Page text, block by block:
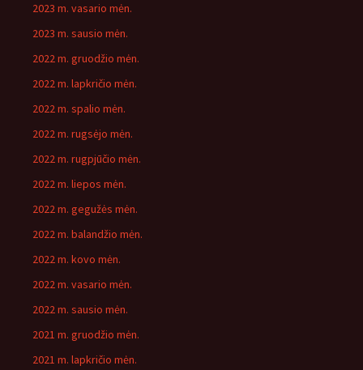
2023 m. vasario mėn.
2023 m. sausio mėn.
2022 m. gruodžio mėn.
2022 m. lapkričio mėn.
2022 m. spalio mėn.
2022 m. rugsėjo mėn.
2022 m. rugpjūčio mėn.
2022 m. liepos mėn.
2022 m. gegužės mėn.
2022 m. balandžio mėn.
2022 m. kovo mėn.
2022 m. vasario mėn.
2022 m. sausio mėn.
2021 m. gruodžio mėn.
2021 m. lapkričio mėn.